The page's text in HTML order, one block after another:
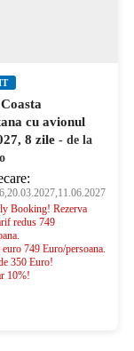
cu avionul
8 zile - de la
Booking! Rezerva
redus 749
euro 749 Euro/persoana.
350 Euro!
10%!